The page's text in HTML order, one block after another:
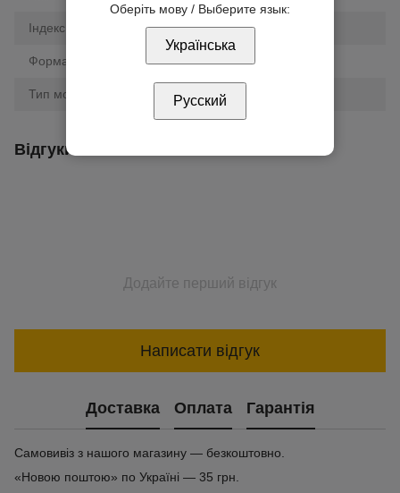
Індекс кольору (CRI) 80
Форма світильника коло
Тип монтажу
Відгуки
Додайте перший відгук
Написати відгук
Доставка Оплата Гарантія
Самовивіз з нашого магазину — безкоштовно.
«Новою поштою» по Україні — 35 грн.
Оберіть мову / Выберите язык:
Українська
Русский